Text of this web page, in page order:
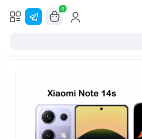
0